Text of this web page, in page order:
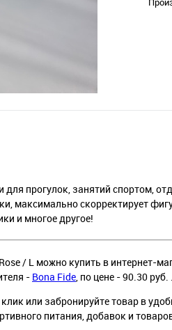
прогулок, занятий спортом,
максимально скорректирует
и многое другое!
/ L можно купить в интернет-
- Bona Fide, по цене - 90.30 руб. .
или забронируйте товар в
питания, добавок и